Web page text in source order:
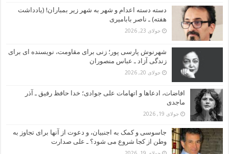
دسته دسته اعدام و شهر به شهر زیر بمباران! (یادداشت
هفته) ـ ناصر بابامیری
جولای 23, 2026
شهرنوش پارسی پور؛ زنی برای مقاومت، نویسنده ای برای
زندگی آزاد ـ عباس منصوران
جولای 20, 2026
افاضات، ادعاها و اتهامات علی جوادی؛ خدا حافظ رفیق ـ آذر
ماجدی
جولای 19, 2026
جاسوسی و کمک به اجنبیان، و دعوت از آنها برای تجاوز به
وطن از کجا شروع می شود؟ ـ علی صدارت